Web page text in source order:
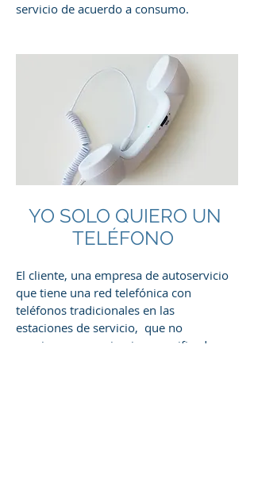
servicio de acuerdo a consumo.
YO SOLO QUIERO UN
TELÉFONO
El cliente, una empresa de autoservicio
que tiene una red telefónica con
teléfonos tradicionales en las
estaciones de servicio, que no
requieren comunicaciones unificadas.